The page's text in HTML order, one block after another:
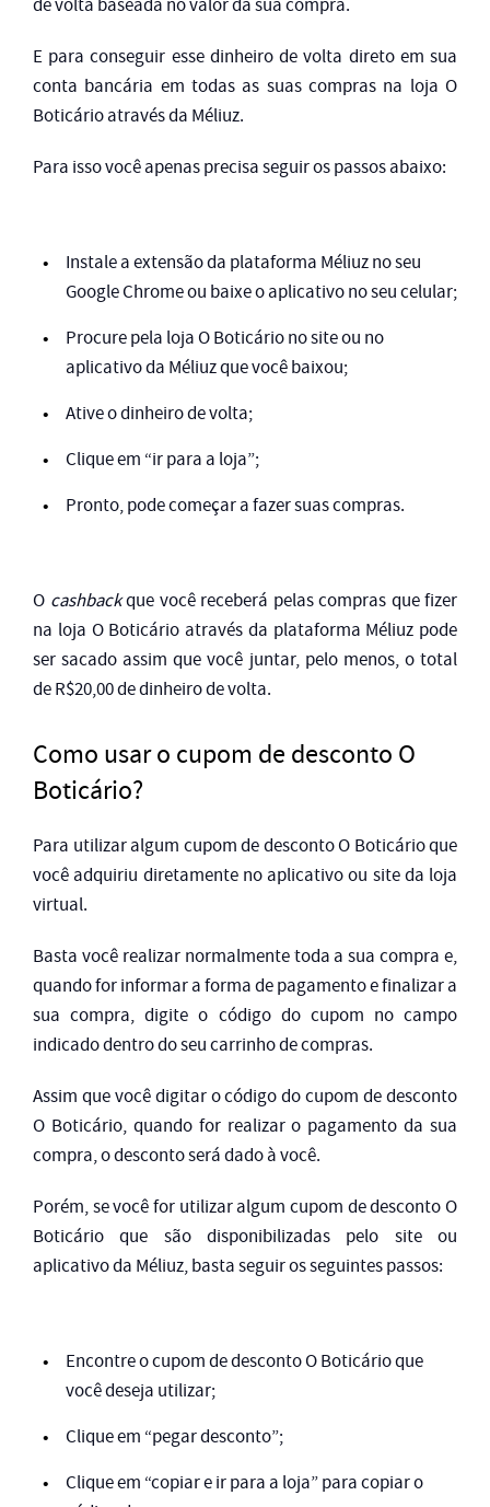
de volta baseada no valor da sua compra.
E para conseguir esse dinheiro de volta direto em sua
conta bancária em todas as suas compras na loja O
Boticário através da Méliuz.
Para isso você apenas precisa seguir os passos abaixo:
Instale a extensão da plataforma Méliuz no seu
Google Chrome ou baixe o aplicativo no seu celular;
Procure pela loja O Boticário no site ou no
aplicativo da Méliuz que você baixou;
Ative o dinheiro de volta;
Clique em “ir para a loja”;
Pronto, pode começar a fazer suas compras.
O cashbackque você receberá pelas compras que fizer
na loja O Boticário através da plataforma Méliuz pode
ser sacado assim que você juntar, pelo menos, o total
de R$20,00 de dinheiro de volta.
Como usar o cupom de desconto O
Boticário?
Para utilizar algum cupom de desconto O Boticário que
você adquiriu diretamente no aplicativo ou site da loja
virtual.
Basta você realizar normalmente toda a sua compra e,
quando for informar a forma de pagamento e finalizar a
sua compra, digite o código do cupom no campo
indicado dentro do seu carrinho de compras.
Assim que você digitar o código do cupom de desconto
O Boticário, quando for realizar o pagamento da sua
compra, o desconto será dado à você.
Porém, se você for utilizar algum cupom de desconto O
Boticário que são disponibilizadas pelo site ou
aplicativo da Méliuz, basta seguir os seguintes passos:
Encontre o cupom de desconto O Boticário que
você deseja utilizar;
Clique em “pegar desconto”;
Clique em “copiar e ir para a loja” para copiar o